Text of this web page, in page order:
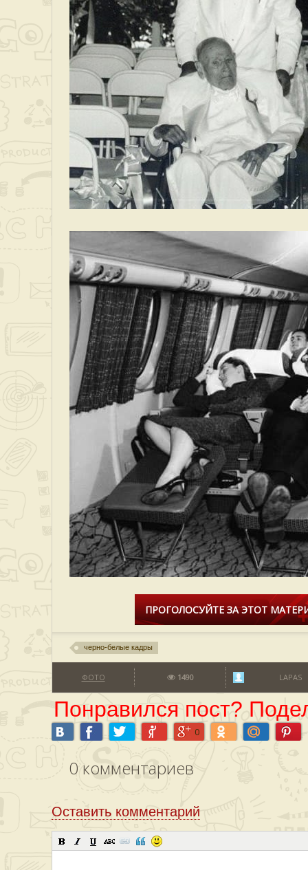
ПРОГОЛОСУЙТЕ ЗА ЭТОТ
черно-белые кадры
ФОТО 1490 LAPAS
Понравился пост?
0
0 комментариев
Оставить комментарий